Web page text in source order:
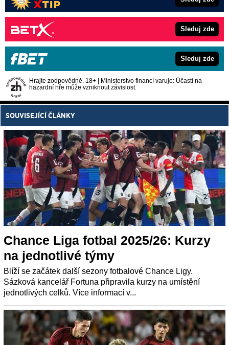
Sleduj zde
Sleduj zde
Hrajte zodpovědně. 18+ | Ministerstvo financí varuje: Účastí na
hazardní hře může vzniknout závislost.
SOUVISEJÍCÍ ČLÁNKY
Chance Liga fotbal 2025/26: Kurzy
na jednotlivé týmy
Blíží se začátek další sezony fotbalové Chance Ligy.
Sázková kancelář Fortuna připravila kurzy na umístění
jednotlivých celků. Více informací v...